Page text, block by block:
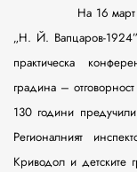
На 16
„Н. Й. Вапцаров-
практическа
градина –
130 години
Регионалният
Криводол и детските